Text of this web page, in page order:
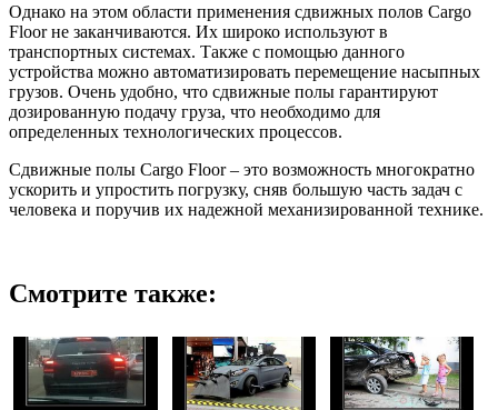
Однако на этом области применения сдвижных полов Cargo
Floor не заканчиваются. Их широко используют в
транспортных системах. Также с помощью данного
устройства можно автоматизировать перемещение насыпных
грузов. Очень удобно, что сдвижные полы гарантируют
дозированную подачу груза, что необходимо для
определенных технологических процессов.
Сдвижные полы Cargo Floor – это возможность многократно
ускорить и упростить погрузку, сняв большую часть задач с
человека и поручив их надежной механизированной технике.
Смотрите также: